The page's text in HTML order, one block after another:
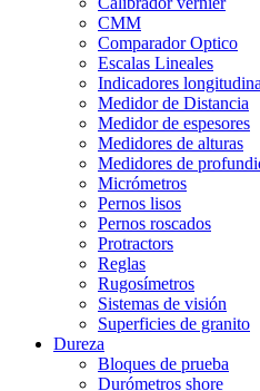
CMM
Comparador Optico
Escalas Lineales
Indicadores
Medidor de Distancia
Medidor de espesores
Medidores de alturas
Medidores de
Micrómetros
Pernos lisos
Pernos roscados
Protractors
Reglas
Rugosímetros
Sistemas de visión
Superficies de granito
Dureza
Bloques de prueba
Durómetros shore